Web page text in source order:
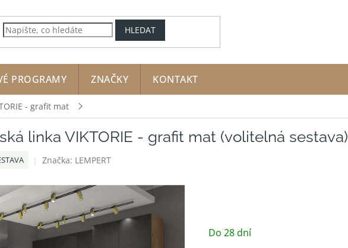
HLEDAT
PROGRAMY ZNAČKY KONTAKT
- grafit mat
linka VIKTORIE - grafit mat (volitelná sestava)
Značka: LEMPERT
Do 28 dní